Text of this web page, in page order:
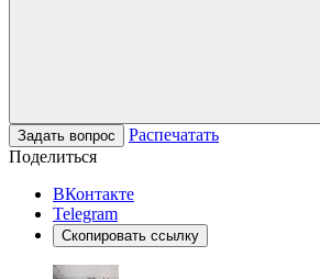
Задать вопрос
Распечатать
Поделиться
ВКонтакте
Telegram
Скопировать ссылку